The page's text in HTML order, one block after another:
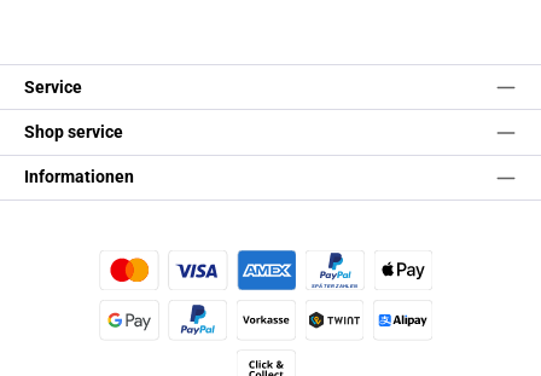
Service
Shop service
Informationen
Kredit- oder Debitkarte Später BezahlenApple Pay
Vorkasse